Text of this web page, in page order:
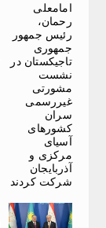
امامعلی
رحمان،
رئیس جمهور
جمهوری
تاجیکستان در
نشست
مشورتی
غیررسمی
سران
کشورهای
آسیای
مرکزی و
آذربایجان
شرکت کردند